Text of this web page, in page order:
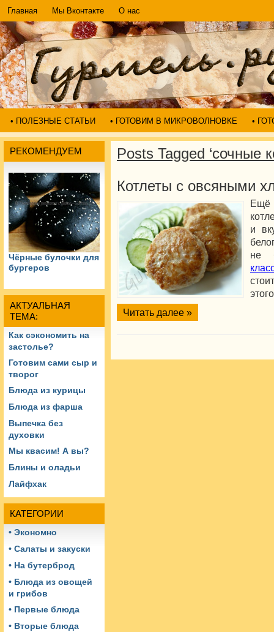
Главная Мы Вконтакте О нас
• ПОЛЕЗНЫЕ СТАТЬИ • ГОТОВИМ В МИКРОВОЛНОВКЕ •
РЕКОМЕНДУЕМ
Чёрные булочки для
бургеров
АКТУАЛЬНАЯ
ТЕМА:
Как сэкономить на
застолье?
Готовим сами сыр и
творог
Блюда из курицы
Блюда из фарша
Выпечка без
духовки
Мы квасим! А вы?
Блины и оладьи
Лайфхак
КАТЕГОРИИ
• Экономно
• Салаты и закуски
• На бутерброд
• Блюда из овощей
и грибов
• Первые блюда
• Вторые блюда
Posts Tagged ‘сочные
Котлеты с овсяными
Ещё
и
не
Читать далее »